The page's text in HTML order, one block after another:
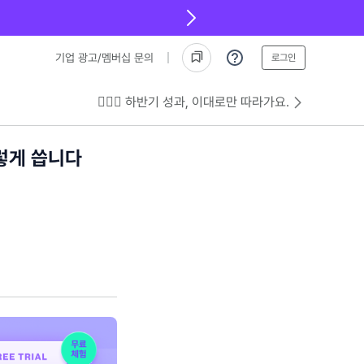
기업 광고/멤버십 문의 로그인
💁🏻‍♂️ 하반기 성과, 이대로만 따라가요.
게 씁니다